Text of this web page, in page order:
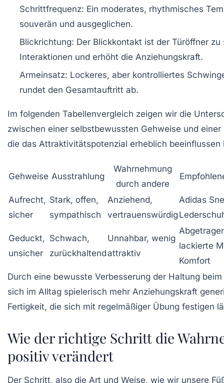
Schrittfrequenz: Ein moderates, rhythmisches
souverän und ausgeglichen.
Blickrichtung: Der Blickkontakt ist der Türöffner zu
Interaktionen und erhöht die Anziehungskraft.
Armeinsatz: Lockeres, aber kontrolliertes
rundet den Gesamtauftritt ab.
Im folgenden Tabellenvergleich zeigen wir die
zwischen einer selbstbewussten Gehweise und einer
die das Attraktivitätspotenzial erheblich beeinflussen
Gehweise Ausstrahlung
Wahrnehmung
durch andere
Aufrecht,
sicher
Stark, offen,
sympathisch
Anziehend,
vertrauenswürdig
Adidas
Geduckt,
unsicher
Schwach,
zurückhaltend
Unnahbar, wenig
attraktiv
lackierte
Komfort
Durch eine bewusste Verbesserung der Haltung
sich im Alltag spielerisch mehr Anziehungskraft
Fertigkeit, die sich mit regelmäßiger Übung festigen
Wie der richtige Schritt die
positiv verändert
Der Schritt, also die Art und Weise, wie wir unsere